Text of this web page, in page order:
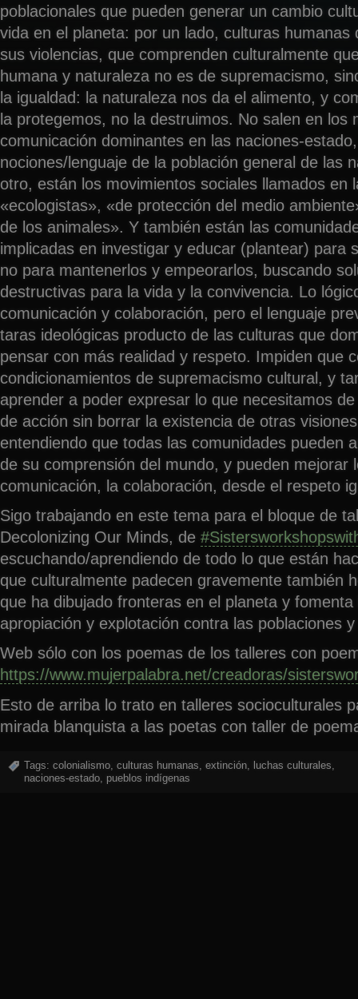
poblacionales que pueden generar un cambio
vida en el planeta: por un lado, culturas humanas
sus violencias, que comprenden culturalmente
humana y naturaleza no es de supremacismo,
la igualdad: la naturaleza nos da el alimento, y
la protegemos, no la destruimos. No salen en los
comunicación dominantes en las naciones-
nociones/lenguaje de la población general de las
otro, están los movimientos sociales llamados en
«ecologistas», «de protección del medio
de los animales». Y también están las
implicadas en investigar y educar (plantear) para
no para mantenerlos y empeorarlos, buscando
destructivas para la vida y la convivencia. Lo
comunicación y colaboración, pero el lenguaje
taras ideológicas producto de las culturas que
pensar con más realidad y respeto. Impiden que
condicionamientos de supremacismo cultural, y
aprender a poder expresar lo que necesitamos
de acción sin borrar la existencia de otras
entendiendo que todas las comunidades pueden
de su comprensión del mundo, y pueden mejorar
comunicación, la colaboración, desde el respeto
Sigo trabajando en este tema para el bloque de
Decolonizing Our Minds, de
escuchando/aprendiendo de todo lo que están
que culturalmente padecen gravemente también
que ha dibujado fronteras en el planeta y
apropiación y explotación contra las poblaciones
Web sólo con los poemas de los talleres con
https://www.mujerpalabra.net/creadoras/
Esto de arriba lo trato en talleres socioculturales
mirada blanquista a las poetas con taller de
Tags: colonialismo, culturas humanas, extinción, luchas culturales,
naciones-estado, pueblos indígenas